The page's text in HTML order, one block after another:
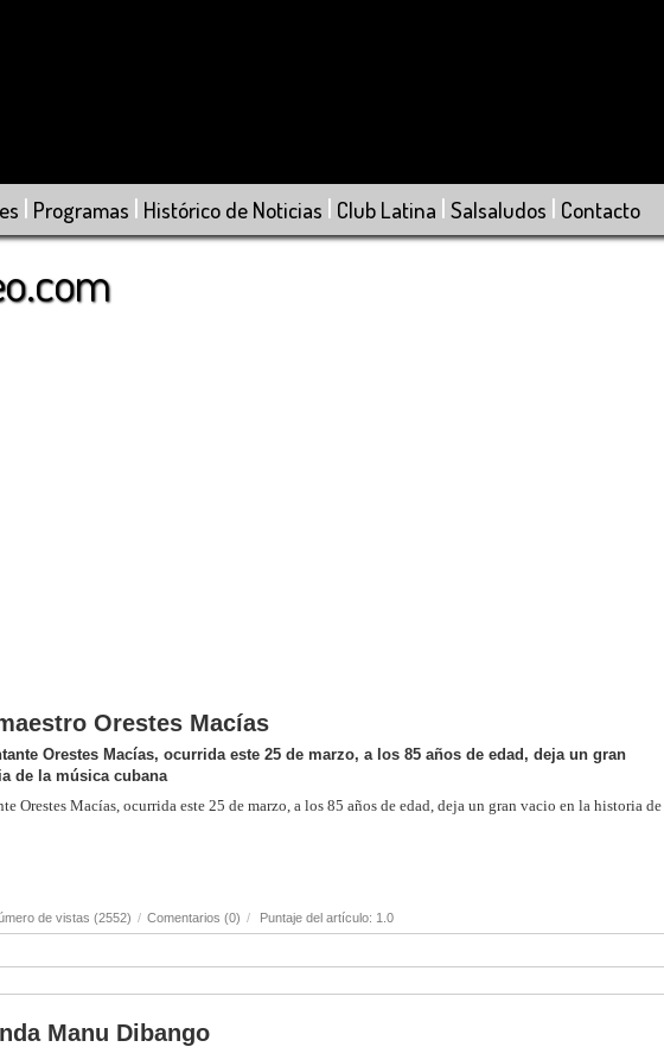
| Programas | Histórico de Noticias | Club Latina | Salsaludos | Contacto
Orestes Macías
Orestes Macías, ocurrida este 25 de marzo, a los 85 años de edad, deja un gran
de la música cubana
Orestes Macías, ocurrida este 25 de marzo, a los 85 años de edad, deja un gran vacio en la historia de
de vistas (2552) / Comentarios (0) / Puntaje del artículo: 1.0
Manu Dibango